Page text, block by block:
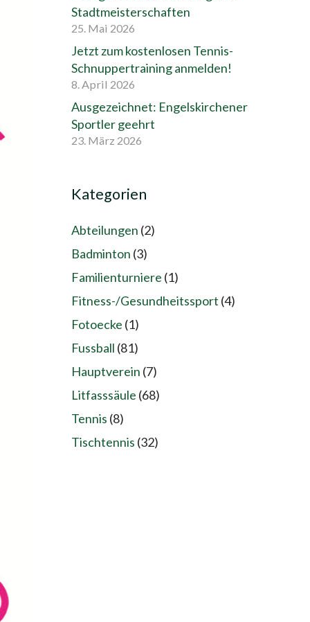
Stadtmeisterschaften
25. Mai 2026
Jetzt zum kostenlosen Tennis-
Schnuppertraining anmelden!
8. April 2026
Ausgezeichnet: Engelskirchener
Sportler geehrt
23. März 2026
Kategorien
Abteilungen (2)
Badminton (3)
Familienturniere (1)
Fitness-/Gesundheitssport (4)
Fotoecke (1)
Fussball (81)
Hauptverein (7)
Litfasssäule (68)
Tennis (8)
Tischtennis (32)